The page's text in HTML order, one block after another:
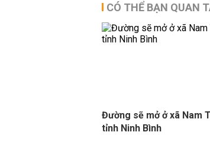
CÓ THỂ BẠN QUAN
Đường sẽ mở ở xã Nam
tỉnh Ninh Bình